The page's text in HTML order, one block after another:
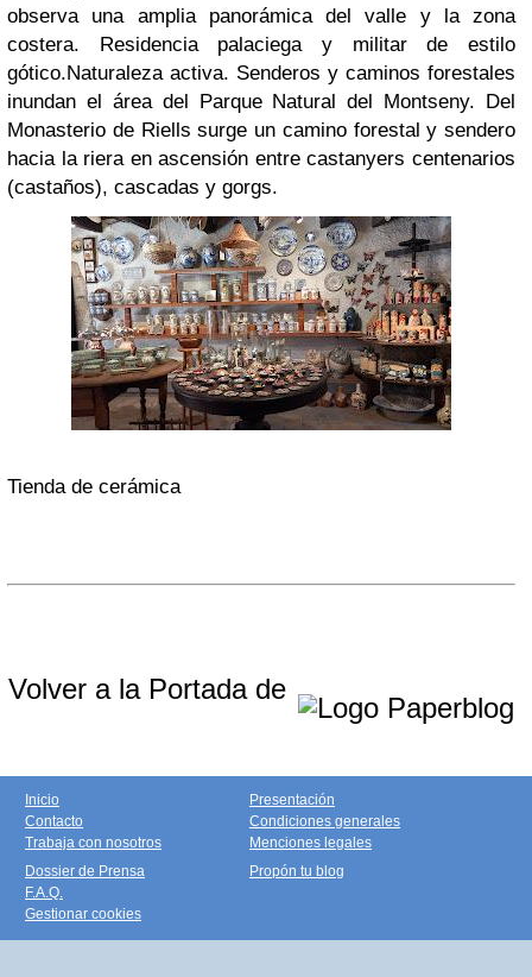
observa una amplia panorámica del valle y la zona
costera. Residencia palaciega y militar de estilo
gótico.Naturaleza activa. Senderos y caminos forestales
inundan el área del Parque Natural del Montseny. Del
Monasterio de Riells surge un camino forestal y sendero
hacia la riera en ascensión entre castanyers centenarios
(castaños), cascadas y gorgs.
Tienda de cerámica
Volver a la Portada de
Inicio
Contacto
Trabaja con nosotros
Presentación
Condiciones generales
Menciones legales
Dossier de Prensa
F.A.Q.
Gestionar cookies
Propón tu blog